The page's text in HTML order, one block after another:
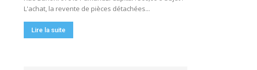
L'achat, la revente de pièces détachées...
Lire la suite